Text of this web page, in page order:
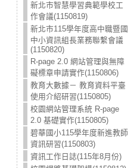
新北市智慧學習典範學校工
作會議(1150819)
新北市115學年度高中職暨國
中小資訊組長業務聯繫會議
(1150820)
R-page 2.0 網站管理與無障
礙標章申請實作(1150806)
教育大數據－ 教育資料平臺
使用介紹研習(1150805)
校園網站管理系統 R-page
2.0 基礎實作(1150805)
碧華國小115學年度新進教師
資訊研習(1150803)
資訊工作日誌(115年8月份)